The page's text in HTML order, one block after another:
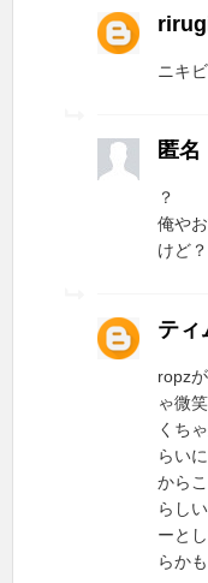
ニキ
匿名
？
俺や
けど？
ティ
ropz
ゃ微
くち
らい
から
らし
ーと
らか